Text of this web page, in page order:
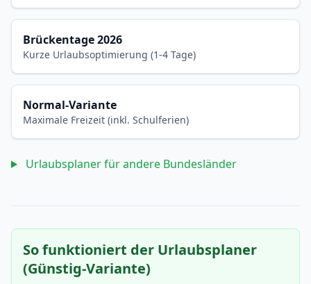
Brückentage 2026
Kurze Urlaubsoptimierung (1-4 Tage)
Normal-Variante
Maximale Freizeit (inkl. Schulferien)
Urlaubsplaner für andere Bundesländer
So funktioniert der Urlaubsplaner
(Günstig-Variante)